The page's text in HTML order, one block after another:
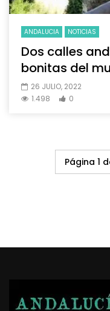
ANDALUCIA NOTICIAS
Dos calles
bonitas del
26 JULIO, 2022
1.498
0
Página 1